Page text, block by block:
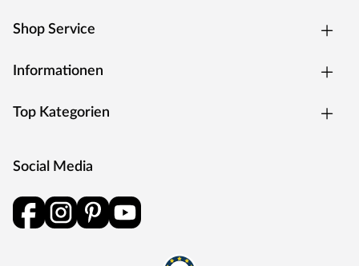
Shop Service
Informationen
Top Kategorien
Social Media